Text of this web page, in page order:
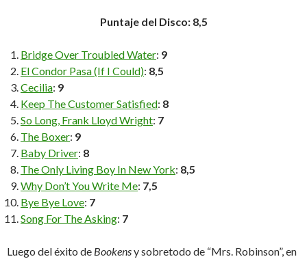
Puntaje del Disco: 8,5
Bridge Over Troubled Water: 9
El Condor Pasa (If I Could): 8,5
Cecilia: 9
Keep The Customer Satisfied: 8
So Long, Frank Lloyd Wright: 7
The Boxer: 9
Baby Driver: 8
The Only Living Boy In New York: 8,5
Why Don’t You Write Me: 7,5
Bye Bye Love: 7
Song For The Asking: 7
Luego del éxito de Bookensy sobretodo de “Mrs. Robinson”, en